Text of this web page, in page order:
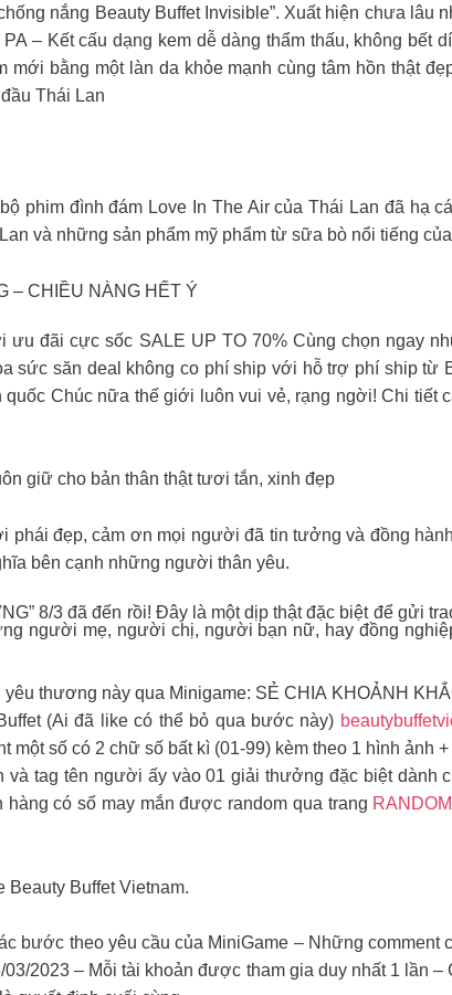
nắng Beauty Buffet Invisible”. Xuất hiện chưa lâu
– Kết cấu dạng kem dễ dàng thẩm thấu, không bết
bằng một làn da khỏe mạnh cùng tâm hồn thật
Thái Lan
phim đình đám Love In The Air của Thái Lan đã hạ
và những sản phẩm mỹ phẩm từ sữa bò nổi tiếng
– CHIỀU NÀNG HẾT Ý
ưu đãi cực sốc SALE UP TO 70% Cùng chọn ngay
sức săn deal không co phí ship với hỗ trợ phí ship từ
Chúc nữa thế giới luôn vui vẻ, rạng ngời! Chi tiết
giữ cho bản thân thật tươi tắn, xinh đẹp
phái đẹp, cảm ơn mọi người đã tin tưởng và đồng
bên cạnh những người thân yêu.
8/3 đã đến rồi! Đây là một dịp thật đặc biệt để gửi
người mẹ, người chị, người bạn nữ, hay đồng
thương này qua Minigame: SẺ CHIA KHOẢNH
(Ai đã like có thể bỏ qua bước này)
một số có 2 chữ số bất kì (01-99) kèm theo 1 hình
và tag tên người ấy vào 01 giải thưởng đặc biệt
có số may mắn được random qua trang
Beauty Buffet Vietnam.
bước theo yêu cầu của MiniGame – Những
2023 – Mỗi tài khoản được tham gia duy nhất 1 lần